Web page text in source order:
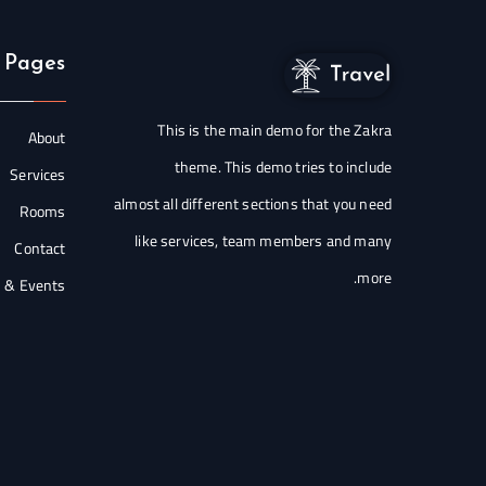
This is the main demo for the Zakra
theme. This demo tries to include
almost all different sections that you need
like services, team members and many
more.
About
Services
Rooms
Contact
Events